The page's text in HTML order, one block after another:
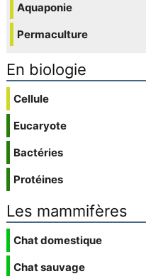
Aquaponie
Permaculture
En biologie
Cellule
Eucaryote
Bactéries
Protéines
Les mammifères
Chat domestique
Chat sauvage